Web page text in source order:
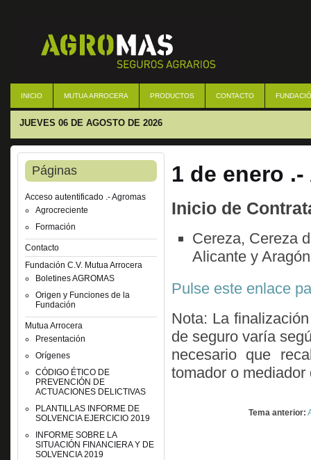
INICIO MUTUA ARROCERA PRODUCTOS CONTACTO
JUEVES 06 DE AGOSTO DE 2026
Páginas
Acceso autentificado .- Agromas
Agrocreciente
Formación
Contacto
Fundación C.V. Mutua Arrocera
Boletines AGROMAS
Origen y Funciones de la
Fundación
Mutua Arrocera
Presentación
Orígenes
CÓDIGO ÉTICO DE
PREVENCIÓN DE
ACTUACIONES DELICTIVAS
PLANTILLAS INFORME DE
SOLVENCIA EJERCICIO 2019
INFORME SOBRE LA
SITUACIÓN FINANCIERA Y DE
SOLVENCIA 2019
1 de enero
Inicio de
Cereza, Cereza
Alicante y
Pulse este enlace
Nota: La
de seguro varía
necesario que
tomador o mediador
Tema anterior: